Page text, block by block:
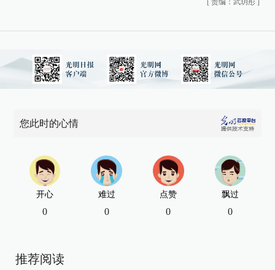
您此时的心情
开心
0
难过
0
点赞
0
飘过
0
推荐阅读